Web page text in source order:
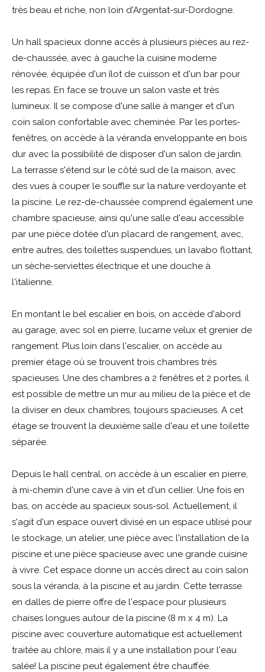
très beau et riche, non loin d'Argentat-sur-Dordogne.
Un hall spacieux donne accès à plusieurs pièces au rez-
de-chaussée, avec à gauche la cuisine moderne
rénovée, équipée d'un îlot de cuisson et d'un bar pour
les repas. En face se trouve un salon vaste et très
lumineux. Il se compose d'une salle à manger et d'un
coin salon confortable avec cheminée. Par les portes-
fenêtres, on accède à la véranda enveloppante en bois
dur avec la possibilité de disposer d'un salon de jardin.
La terrasse s'étend sur le côté sud de la maison, avec
des vues à couper le souffle sur la nature verdoyante et
la piscine. Le rez-de-chaussée comprend également une
chambre spacieuse, ainsi qu'une salle d'eau accessible
par une pièce dotée d'un placard de rangement, avec,
entre autres, des toilettes suspendues, un lavabo flottant,
un sèche-serviettes électrique et une douche à
l'italienne.
En montant le bel escalier en bois, on accède d'abord
au garage, avec sol en pierre, lucarne velux et grenier de
rangement. Plus loin dans l'escalier, on accède au
premier étage où se trouvent trois chambres très
spacieuses. Une des chambres a 2 fenêtres et 2 portes, il
est possible de mettre un mur au milieu de la pièce et de
la diviser en deux chambres, toujours spacieuses. A cet
étage se trouvent la deuxième salle d'eau et une toilette
séparée.
Depuis le hall central, on accède à un escalier en pierre,
à mi-chemin d'une cave à vin et d'un cellier. Une fois en
bas, on accède au spacieux sous-sol. Actuellement, il
s'agit d'un espace ouvert divisé en un espace utilisé pour
le stockage, un atelier, une pièce avec l'installation de la
piscine et une pièce spacieuse avec une grande cuisine
à vivre. Cet espace donne un accès direct au coin salon
sous la véranda, à la piscine et au jardin. Cette terrasse
en dalles de pierre offre de l'espace pour plusieurs
chaises longues autour de la piscine (8 m x 4 m). La
piscine avec couverture automatique est actuellement
traitée au chlore, mais il y a une installation pour l'eau
salée! La piscine peut également être chauffée.